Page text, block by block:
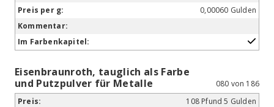
0,00060 Gulden
Eisenbraunroth, tauglich als Farbe
und Putzpulver für Metalle
080 von 186
108 Pfund 5 Gulden